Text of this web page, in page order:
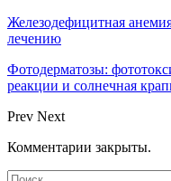
Железодефицитная
лечению
Фотодерматозы:
реакции и солнечная
Prev Next
Комментарии закрыты.